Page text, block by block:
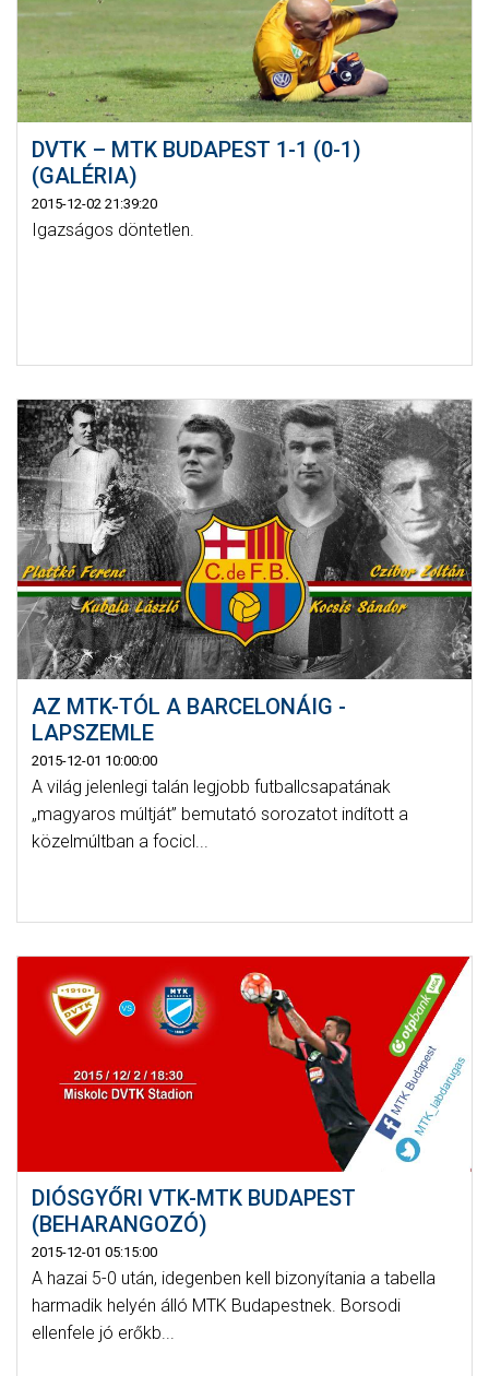
DVTK – MTK BUDAPEST 1-1 (0-1)
(GALÉRIA)
2015-12-02 21:39:20
Igazságos döntetlen.
AZ MTK-TÓL A BARCELONÁIG -
LAPSZEMLE
2015-12-01 10:00:00
A világ jelenlegi talán legjobb futballcsapatának
„magyaros múltját” bemutató sorozatot indított a
közelmúltban a focicl...
DIÓSGYŐRI VTK-MTK BUDAPEST
(BEHARANGOZÓ)
2015-12-01 05:15:00
A hazai 5-0 után, idegenben kell bizonyítania a tabella
harmadik helyén álló MTK Budapestnek. Borsodi
ellenfele jó erőkb...